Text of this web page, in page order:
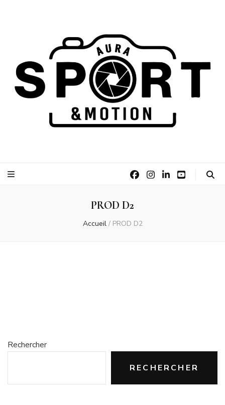
&Motion
PROD D2
Accueil / PROD D2
Rechercher
RECHERCHER